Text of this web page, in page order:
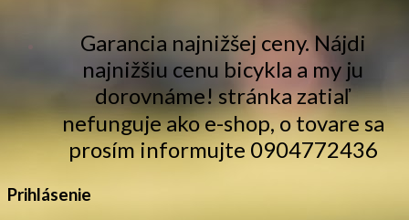
Garancia najnižšej ceny. Nájdi
najnižšiu cenu bicykla a my ju
dorovnáme! stránka zatiaľ
nefunguje ako e-shop, o tovare sa
prosím informujte 0904772436
Prihlásenie